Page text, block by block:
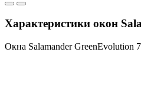
Характеристики окон
Окна Salamander GreenEvolution